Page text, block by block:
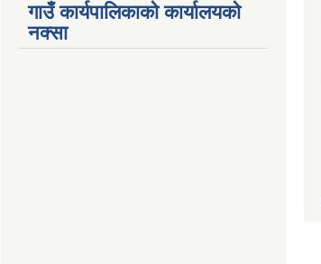
गाउँ कार्यपालिकाको कार्यालयको
नक्सा